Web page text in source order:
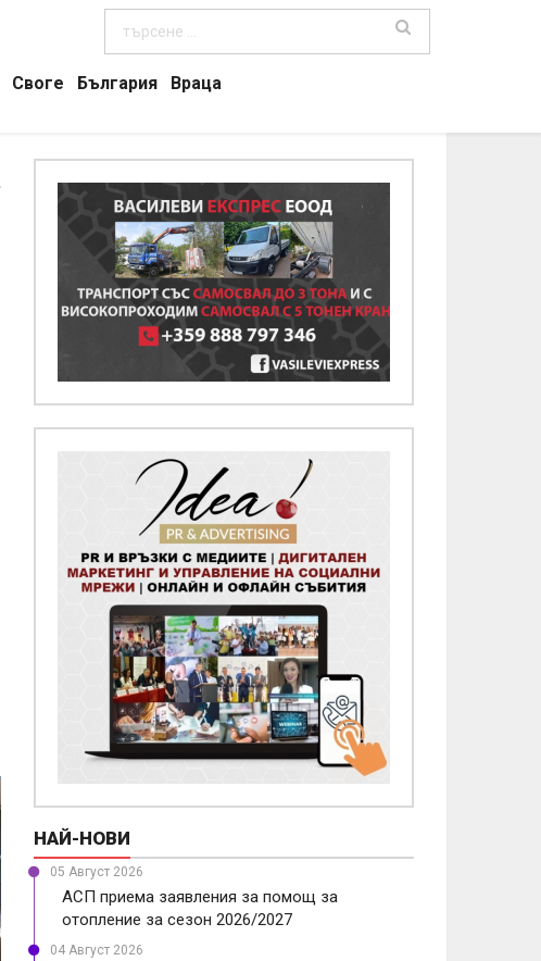
Своге България
Враца
НАЙ-НОВИ
05 Август 2026
АСП приема заявления за помощ за
отопление за сезон 2026/2027
04 Август 2026